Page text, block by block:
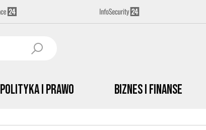
Polityka i prawo Biznes i Finanse